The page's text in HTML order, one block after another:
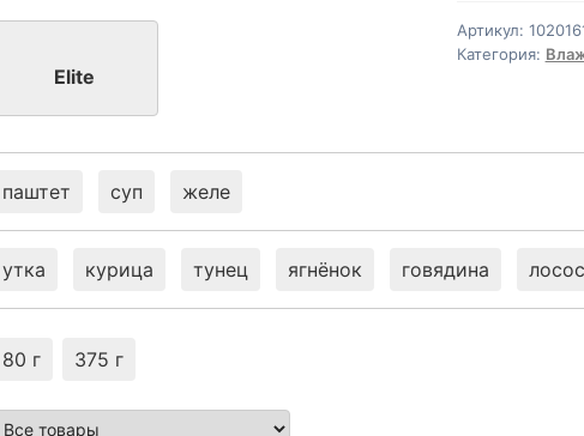
б
Артикул:
Категория:
Elite
паштет суп желе
утка курица тунец ягнёнок говядина
80 г 375 г